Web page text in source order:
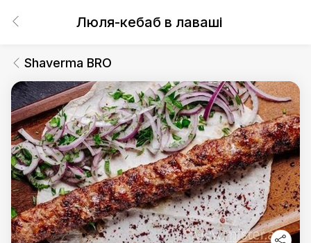
Люля-кебаб в лаваші
Shaverma BRO